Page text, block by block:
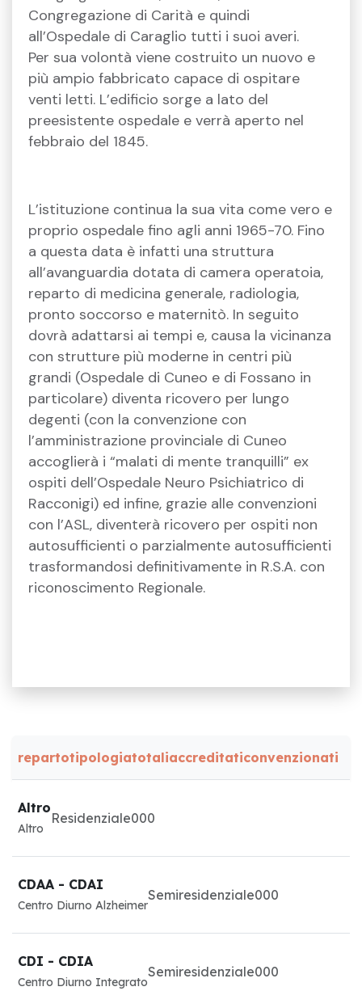
Congregazione di Carità e quindi
all’Ospedale di Caraglio tutti i suoi averi.
Per sua volontà viene costruito un nuovo e
più ampio fabbricato capace di ospitare
venti letti. L’edificio sorge a lato del
preesistente ospedale e verrà aperto nel
febbraio del 1845.
L’istituzione continua la sua vita come vero e
proprio ospedale fino agli anni 1965-70. Fino
a questa data è infatti una struttura
all’avanguardia dotata di camera operatoia,
reparto di medicina generale, radiologia,
pronto soccorso e maternitò. In seguito
dovrà adattarsi ai tempi e, causa la vicinanza
con strutture più moderne in centri più
grandi (Ospedale di Cuneo e di Fossano in
particolare) diventa ricovero per lungo
degenti (con la convenzione con
l’amministrazione provinciale di Cuneo
accoglierà i “malati di mente tranquilli” ex
ospiti dell’Ospedale Neuro Psichiatrico di
Racconigi) ed infine, grazie alle convenzioni
con l’ASL, diventerà ricovero per ospiti non
autosufficienti o parzialmente autosufficienti
trasformandosi definitivamente in R.S.A. con
riconoscimento Regionale.
repartotipologiatotaliaccreditaticonvenzionati
Altro
Altro
Residenziale000
CDAA - CDAI
Centro Diurno Alzheimer
Semiresidenziale000
CDI - CDIA
Centro Diurno Integrato
Semiresidenziale000